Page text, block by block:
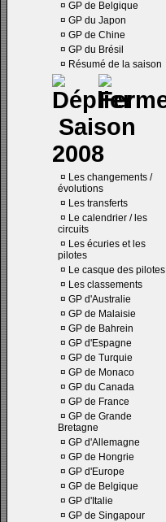
¤ GP de Belgique
¤ GP du Japon
¤ GP de Chine
¤ GP du Brésil
¤ Résumé de la saison
Saison
2008
¤ Les changements /
évolutions
¤ Les transferts
¤ Le calendrier / les
circuits
¤ Les écuries et les
pilotes
¤ Le casque des pilotes
¤ Les classements
¤ GP d'Australie
¤ GP de Malaisie
¤ GP de Bahrein
¤ GP d'Espagne
¤ GP de Turquie
¤ GP de Monaco
¤ GP du Canada
¤ GP de France
¤ GP de Grande
Bretagne
¤ GP d'Allemagne
¤ GP de Hongrie
¤ GP d'Europe
¤ GP de Belgique
¤ GP d'Italie
¤ GP de Singapour